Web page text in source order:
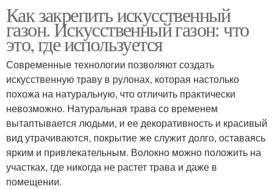
Как закрепить искусственный
газон. Искусственный газон: что
это, где используется
Современные технологии позволяют создать
искусственную траву в рулонах, которая настолько
похожа на натуральную, что отличить практически
невозможно. Натуральная трава со временем
вытаптывается людьми, и ее декоративность и красивый
вид утрачиваются, покрытие же служит долго, оставаясь
ярким и привлекательным. Волокно можно положить на
участках, где никогда не растет трава и даже в
помещении.